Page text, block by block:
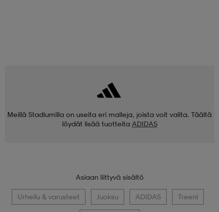
Meillä Stadiumilla on useita eri malleja, joista voit valita. Täältä
löydät lisää tuotteita ADIDAS
Asiaan liittyvä sisältö
Urheilu & varusteet Juoksu ADIDAS Treeni